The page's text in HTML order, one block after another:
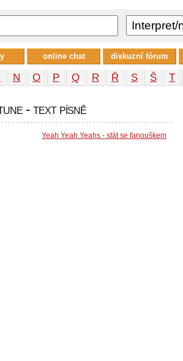
N O P Q R Ř S Š T
- text písně
Yeah Yeah Yeahs - stát se fanouškem
online chat diskuzní fórum